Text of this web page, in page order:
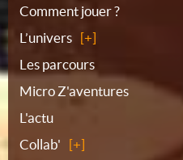
Plan
du
site
Comment jouer ?
L’univers
Les parcours
Micro Z'aventures
L'actu
Collab'